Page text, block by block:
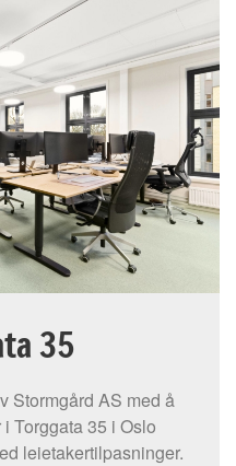
35
Stormgård AS med å
Torggata 35 i Oslo
leietakertilpasninger.